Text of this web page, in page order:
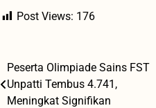
Post Views: 176
Navigasi
pos
Peserta Olimpiade Sains FST
Unpatti Tembus 4.741,
Meningkat Signifikan